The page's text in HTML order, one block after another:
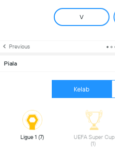
V
Previous
Piala
Kelab
UEFA Super Cup